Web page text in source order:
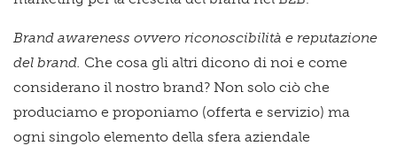
Brand awareness ovvero riconoscibilità e reputazione
del brand. Che cosa gli altri dicono di noi e come
considerano il nostro brand? Non solo ciò che
produciamo e proponiamo (offerta e servizio) ma
ogni singolo elemento della sfera aziendale